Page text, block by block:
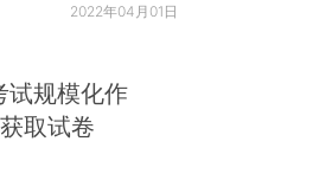
2022年04月01日
试规模化作
取试卷